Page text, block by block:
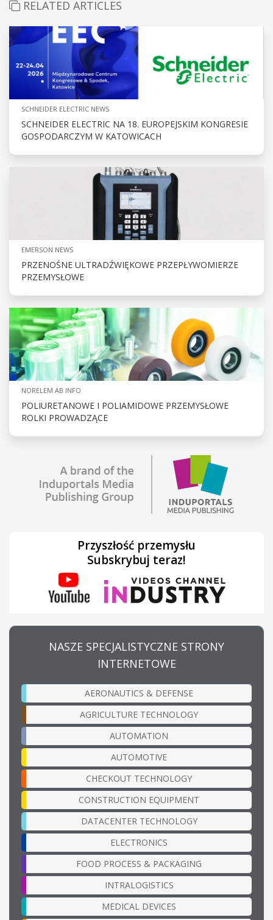
RELATED ARTICLES
SCHNEIDER ELECTRIC NEWS
SCHNEIDER ELECTRIC NA 18. EUROPEJSKIM KONGRESIE
GOSPODARCZYM W KATOWICACH
EMERSON NEWS
PRZENOŚNE ULTRADŹWIĘKOWE PRZEPŁYWOMIERZE
PRZEMYSŁOWE
NORELEM AB INFO
POLIURETANOWE I POLIAMIDOWE PRZEMYSŁOWE
ROLKI PROWADZĄCE
Przyszłość przemysłu
Subskrybuj teraz!
NASZE SPECJALISTYCZNE STRONY
INTERNETOWE
AERONAUTICS & DEFENSE
AGRICULTURE TECHNOLOGY
AUTOMATION
AUTOMOTIVE
CHECKOUT TECHNOLOGY
CONSTRUCTION EQUIPMENT
DATACENTER TECHNOLOGY
ELECTRONICS
FOOD PROCESS & PACKAGING
INTRALOGISTICS
MEDICAL DEVICES